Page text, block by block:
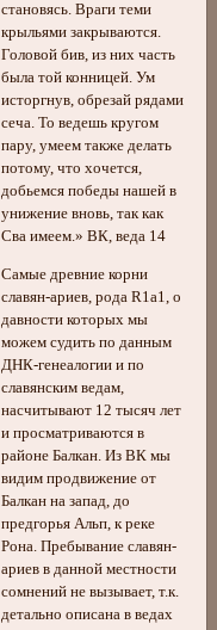
становясь. Враги теми
крыльями закрываются.
Головой бив, из них часть
была той конницей. Ум
исторгнув, обрезай рядами
сеча. То ведешь кругом
пару, умеем также делать
потому, что хочется,
добьемся победы нашей в
унижение вновь, так как
Сва имеем.» ВК, веда 14
Самые древние корни
славян-ариев, рода R1a1, о
давности которых мы
можем судить по данным
ДНК-генеалогии и по
славянским ведам,
насчитывают 12 тысяч лет
и просматриваются в
районе Балкан. Из ВК мы
видим продвижение от
Балкан на запад, до
предгорья Альп, к реке
Рона. Пребывание славян-
ариев в данной местности
сомнений не вызывает, т.к.
детально описана в ведах